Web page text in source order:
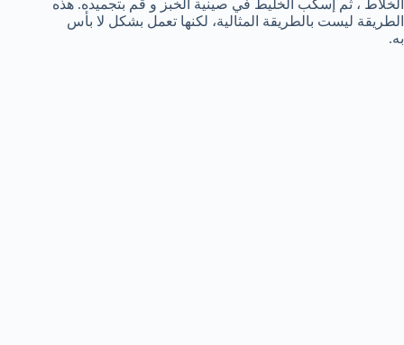
الخلاط ، ثم إسكب الخليط في صينية الخبز و قم بتجميده. هذه
الطريقة ليست بالطريقة المثالية، لكنها تعمل بشكل لا بأس
به.